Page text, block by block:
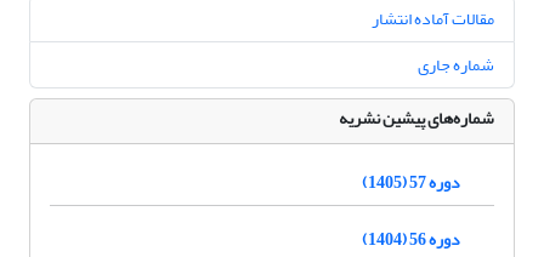
مقالات آماده انتشار
شماره جاری
شماره‌های پیشین نشریه
دوره 57 (1405)
دوره 56 (1404)